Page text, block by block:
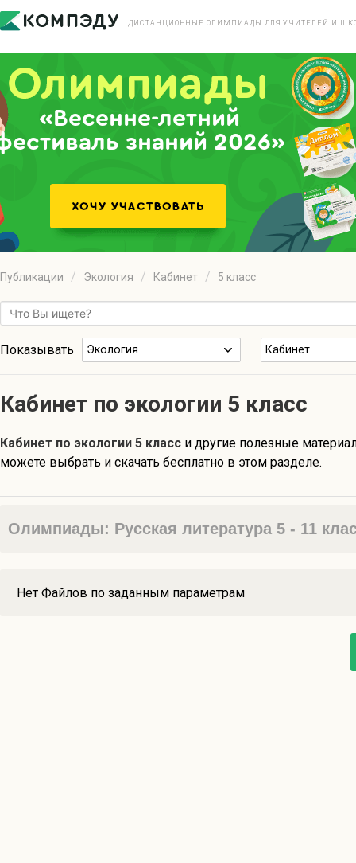
ДИСТАНЦИОННЫЕ ОЛИМПИАДЫ ДЛЯ УЧИТЕЛЕЙ И
«Весенне-летний
знаний 2026»
Публикации Экология Кабинет 5 класс
Показывать Экология Кабинет
Кабинет по экологии 5 класс
Кабинет по экологии 5 класс и другие полезные
можете выбрать и скачать бесплатно в этом разделе.
Олимпиады: Русская литература 5 - 11
Нет Файлов по заданным параметрам